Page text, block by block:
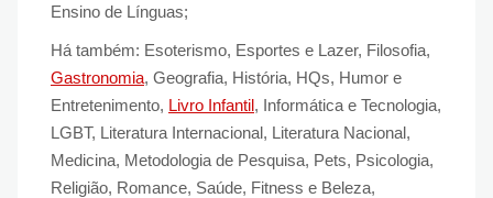
Ensino de Línguas;
Há também: Esoterismo, Esportes e Lazer, Filosofia,
Gastronomia, Geografia, História, HQs, Humor e
Entretenimento, Livro Infantil, Informática e Tecnologia,
LGBT, Literatura Internacional, Literatura Nacional,
Medicina, Metodologia de Pesquisa, Pets, Psicologia,
Religião, Romance, Saúde, Fitness e Beleza,